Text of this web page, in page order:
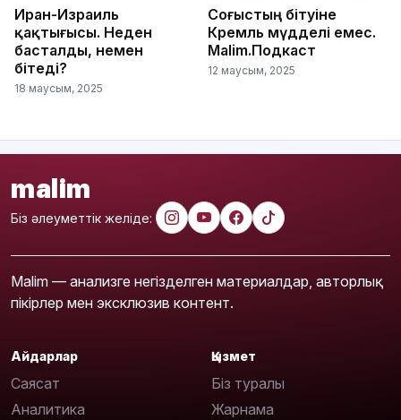
Иран-Израиль
қақтығысы. Неден
басталды, немен
бітеді?
18 маусым, 2025
Соғыстың бітуіне
Кремль мүдделі емес.
Malim.Подкаст
12 маусым, 2025
malim
Біз әлеуметтік желіде:
Malim — анализге негізделген материалдар, авторлық
пікірлер мен эксклюзив контент.
Айдарлар
Саясат
Аналитика
Қызмет
Біз туралы
Жарнама